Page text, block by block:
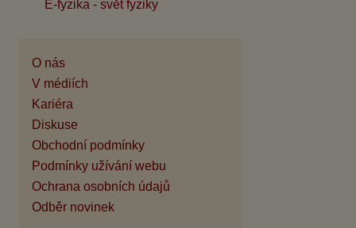
E-fyzika - svět fyziky
O nás
V médiích
Kariéra
Diskuse
Obchodní podmínky
Podmínky užívání webu
Ochrana osobních údajů
Odběr novinek